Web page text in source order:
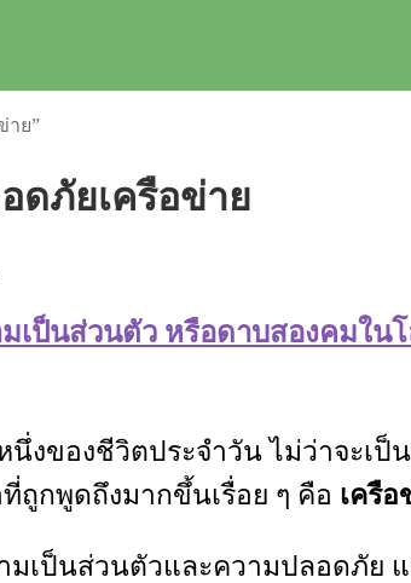
าย”
ดภัยเครือข่าย
เป็นส่วนตัว หรือดาบสองคมใน
งของชีวิตประจำวัน ไม่ว่าจะเ
ถูกพูดถึงมากขึ้นเรื่อย ๆ คือ เครื
มเป็นส่วนตัวและความปลอดภั